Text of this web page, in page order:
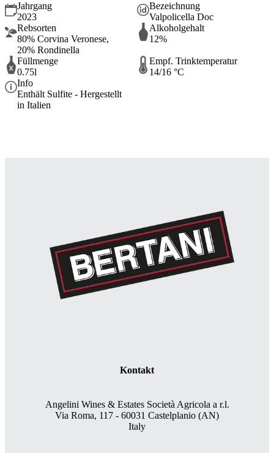
Jahrgang
2023
Bezeichnung
Valpolicella Doc
Rebsorten
80% Corvina Veronese,
20% Rondinella
Alkoholgehalt
12%
Füllmenge
0.75l
Empf. Trinktemperatur
14/16 °C
Info
Enthält Sulfite - Hergestellt
in Italien
Kontakt
Angelini Wines & Estates Società Agricola a r.l.
Via Roma, 117 - 60031 Castelplanio (AN)
Italy